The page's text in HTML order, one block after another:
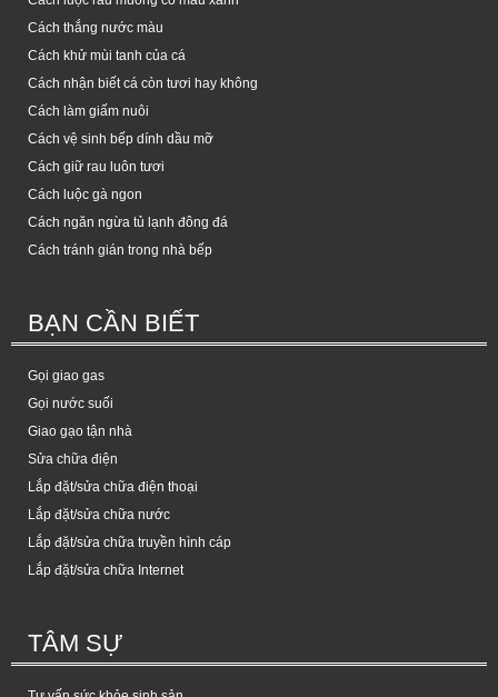
Cách thắng nước màu
Cách khử mùi tanh của cá
Cách nhận biết cá còn tươi hay không
Cách làm giấm nuôi
Cách vệ sinh bếp dính dầu mỡ
Cách giữ rau luôn tươi
Cách luộc gà ngon
Cách ngăn ngừa tủ lạnh đông đá
Cách tránh gián trong nhà bếp
BẠN CẦN BIẾT
Gọi giao gas
Gọi nước suối
Giao gạo tận nhà
Sửa chữa điện
Lắp đặt/sửa chữa điện thoại
Lắp đặt/sửa chữa nước
Lắp đặt/sửa chữa truyền hình cáp
Lắp đặt/sửa chữa Internet
TÂM SỰ